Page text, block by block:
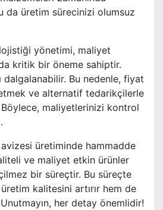
da üretim sürecinizi olumsuz
yönetimi, maliyet
kritik bir öneme sahiptir.
dalgalanabilir. Bu nedenle, fiyat
ve alternatif tedarikçilerle
Böylece, maliyetlerinizi kontrol
üretiminde hammadde
ve maliyet etkin ürünler
bir süreçtir. Bu süreçte
kalitesini artırır hem de
her detay önemlidir!